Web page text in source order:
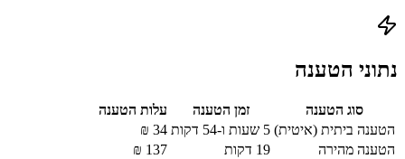
נתוני הטענה
סוג הטענה זמן הטענה
עלות הטענה
הטענה ביתית (איטית) 5 שעות ו-54 דקות 34
₪
הטענה מהירה
19 דקות 137
₪